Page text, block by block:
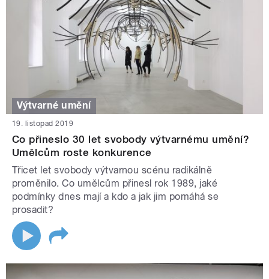
Výtvarné umění
19. listopad 2019
Co přineslo 30 let svobody výtvarnému umění?
Umělcům roste konkurence
Třicet let svobody výtvarnou scénu radikálně
proměnilo. Co umělcům přinesl rok 1989, jaké
podmínky dnes mají a kdo a jak jim pomáhá se
prosadit?